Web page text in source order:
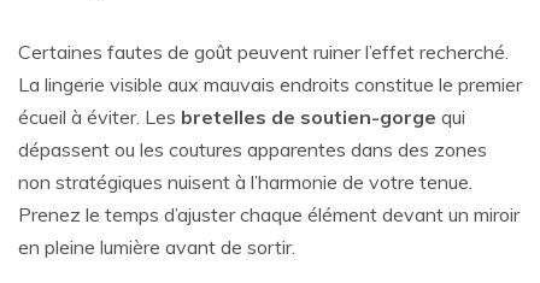
Certaines fautes de goût peuvent ruiner l’effet recherché.
La lingerie visible aux mauvais endroits constitue le premier
écueil à éviter. Les bretelles de soutien-gorge qui
dépassent ou les coutures apparentes dans des zones
non stratégiques nuisent à l’harmonie de votre tenue.
Prenez le temps d’ajuster chaque élément devant un miroir
en pleine lumière avant de sortir.